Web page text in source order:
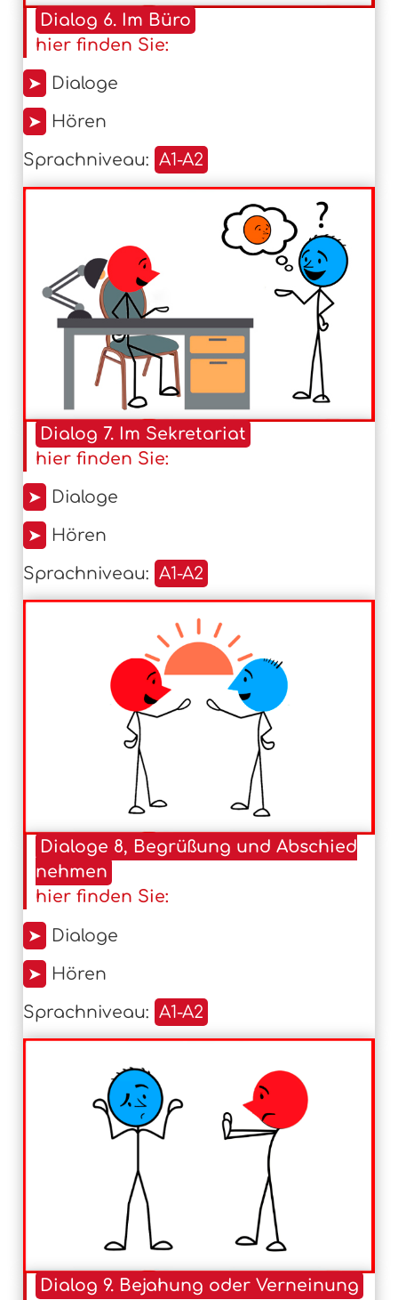
Dialog 6. Im Büro
hier finden Sie:
➤ Dialoge
➤ Hören
Sprachniveau: A1-A2
Dialog 7. Im Sekretariat
hier finden Sie:
➤ Dialoge
➤ Hören
Sprachniveau: A1-A2
Dialoge 8, Begrüßung und Abschied
nehmen
hier finden Sie:
➤ Dialoge
➤ Hören
Sprachniveau: A1-A2
Dialog 9. Bejahung oder Verneinung